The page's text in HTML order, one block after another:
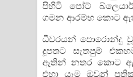
පිහිටි පෝට්
ගමන ආරම්භ කොට
ධීවරයන් පොරොන්දු වූ
දූපතට සැතපුම්
ඈතින් නතර කොට
එහා යෑම ඔවුන්